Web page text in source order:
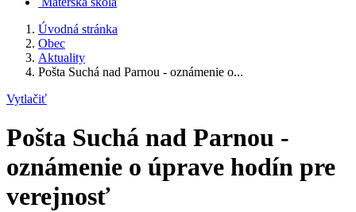
Úvodná stránka
Obec
Aktuality
Pošta Suchá nad Parnou - oznámenie o...
Vytlačiť
Pošta Suchá nad Parnou -
oznámenie o úprave hodín pre
verejnosť